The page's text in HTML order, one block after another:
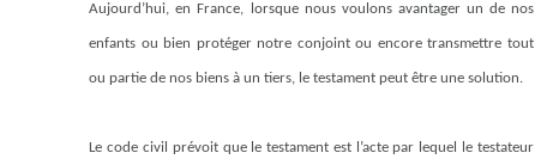
Aujourd’hui, en France, lorsque nous voulons avantager un de nos
enfants ou bien protéger notre conjoint ou encore transmettre tout
ou partie de nos biens à un tiers, le testament peut être une solution.
Le code civil prévoit que le testament est l’acte par lequel le testateur